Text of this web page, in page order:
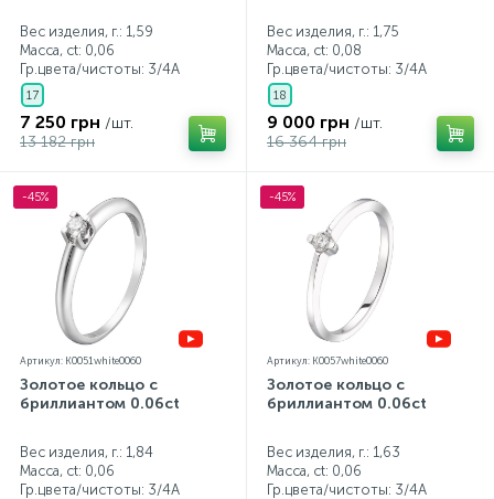
Вес изделия, г.: 1,59
Масса, ct: 0,06
Гр.цвета/чистоты: 3/4А
17
7 250 грн /шт.
13 182 грн
Вес изделия, г.: 1,75
Масса, ct: 0,08
Гр.цвета/чистоты: 3/4А
18
9 000 грн /шт.
16 364 грн
-45%
Артикул: K0051white0060
Золотое кольцо с
бриллиантом 0.06ct
Вес изделия, г.: 1,84
Масса, ct: 0,06
Гр.цвета/чистоты: 3/4А
-45%
Артикул: K0057white0060
Золотое кольцо с
бриллиантом 0.06ct
Вес изделия, г.: 1,63
Масса, ct: 0,06
Гр.цвета/чистоты: 3/4А